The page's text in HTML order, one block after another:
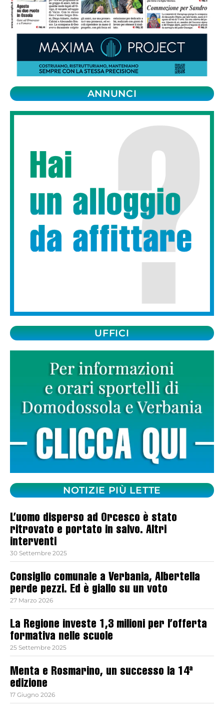
ANNUNCI
UFFICI
NOTIZIE PIÙ LETTE
L’uomo disperso ad Orcesco è stato
ritrovato e portato in salvo. Altri
interventi
30 Settembre 2025
Consiglio comunale a Verbania, Albertella
perde pezzi. Ed è giallo su un voto
27 Marzo 2026
La Regione investe 1,3 milioni per l’offerta
formativa nelle scuole
25 Settembre 2025
Menta e Rosmarino, un successo la 14ª
edizione
17 Giugno 2026